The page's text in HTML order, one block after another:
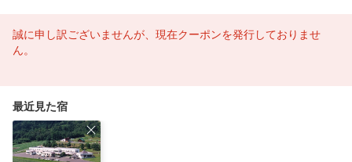
誠に申し訳ございませんが、現在クーポンを発行しておりませ
ん。
最近見た宿